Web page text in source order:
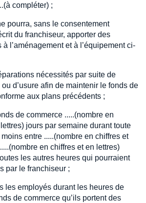
compléter) ;
pourra, sans le consentement
du franchiseur, apporter des
l’aménagement et à l’équipement ci-
nécessités par suite de
d’usure afin de maintenir le fonds de
aux plans précédents ;
de commerce .....(nombre en
jours par semaine durant toute
moins entre .....(nombre en chiffres et
en chiffres et en lettres)
les autres heures qui pourraient
par le franchiseur ;
les employés durant les heures de
de commerce qu’ils portent des